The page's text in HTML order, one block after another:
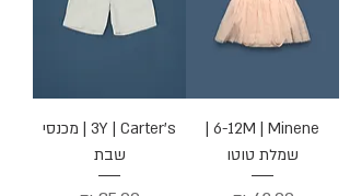
שמלת טוטו
3Y | Carter's | מכנסי
שבת